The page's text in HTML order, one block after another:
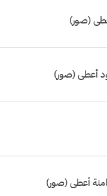
(صور)
أعطى (صور)
أعطى (صور)